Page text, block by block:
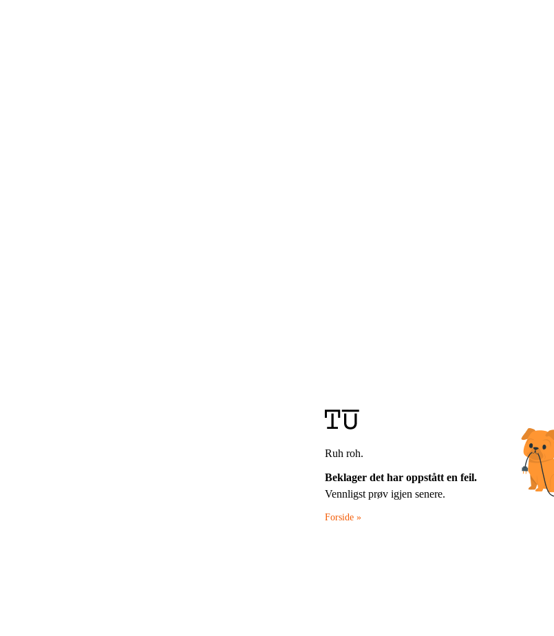
Ruh roh.
Beklager det har oppstått en feil.
Vennligst prøv igjen senere.
Forside »